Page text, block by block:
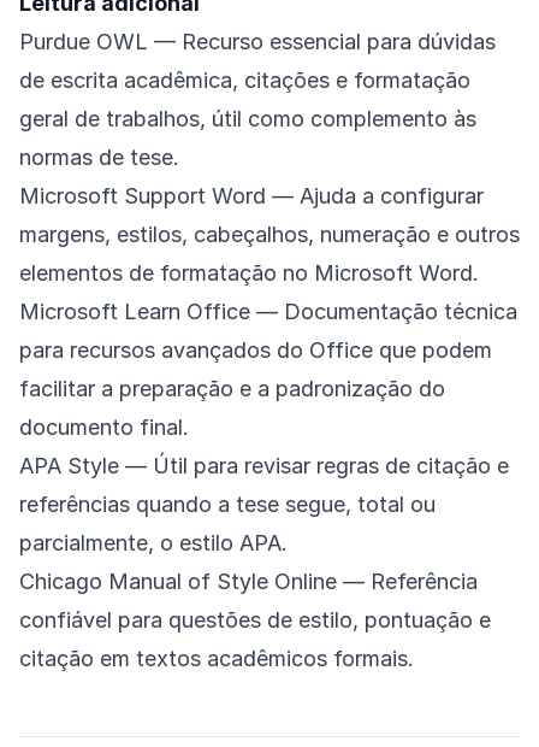
Purdue OWL — Recurso essencial para dúvidas
de escrita acadêmica, citações e formatação
geral de trabalhos, útil como complemento às
normas de tese.
Microsoft Support Word — Ajuda a configurar
margens, estilos, cabeçalhos, numeração e outros
elementos de formatação no Microsoft Word.
Microsoft Learn Office — Documentação técnica
para recursos avançados do Office que podem
facilitar a preparação e a padronização do
documento final.
APA Style — Útil para revisar regras de citação e
referências quando a tese segue, total ou
parcialmente, o estilo APA.
Chicago Manual of Style Online — Referência
confiável para questões de estilo, pontuação e
citação em textos acadêmicos formais.